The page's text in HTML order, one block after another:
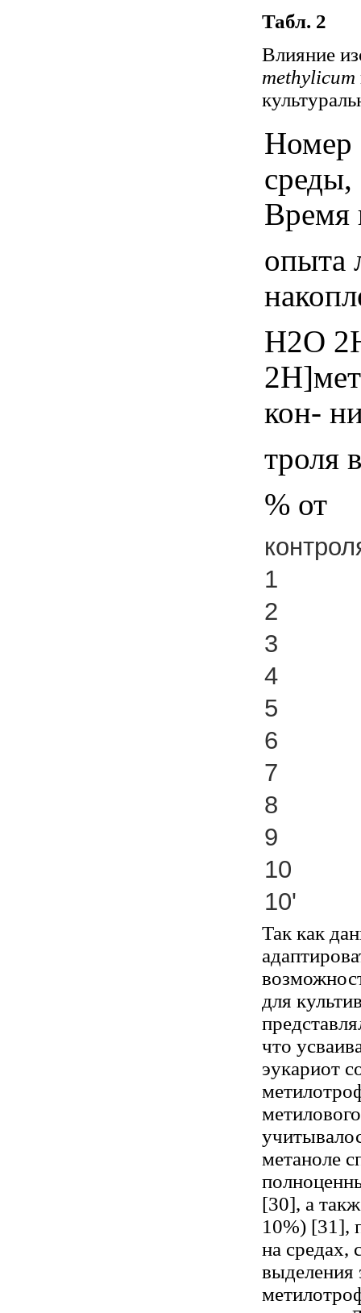
Табл. 2
Влияние
methylicum
Номер
Время
опыта
Н2О
кон-
троля
% от
1
2
3
4
5
6
7
8
9
10
10'
Так как
для
что
эукариот
метаноле
[30], а
10%) [31],
на
выделения